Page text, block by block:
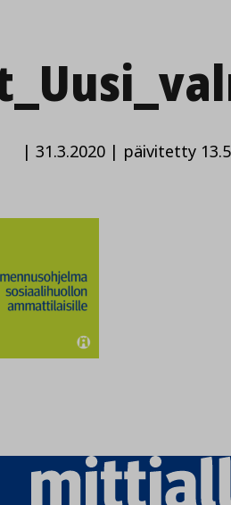
| 31.3.2020| päivitetty
Mittiallt